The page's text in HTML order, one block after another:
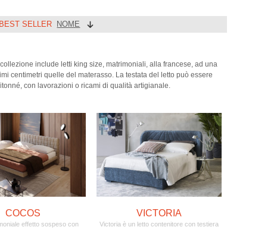
BEST SELLER NOME
include letti king size, matrimoniali, alla francese, ad una
centimetri quelle del materasso. La testata del letto può essere
con lavorazioni o ricami di qualità artigianale.
COCOS
effetto sospeso con
VICTORIA
Victoria è un letto contenitore con testiera